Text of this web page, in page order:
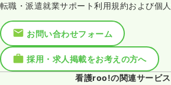
転職・派遣就業サポート利用規約および個
お問い合わせフォーム
採用・求人掲載をお考えの方へ
看護roo!の関連サービス